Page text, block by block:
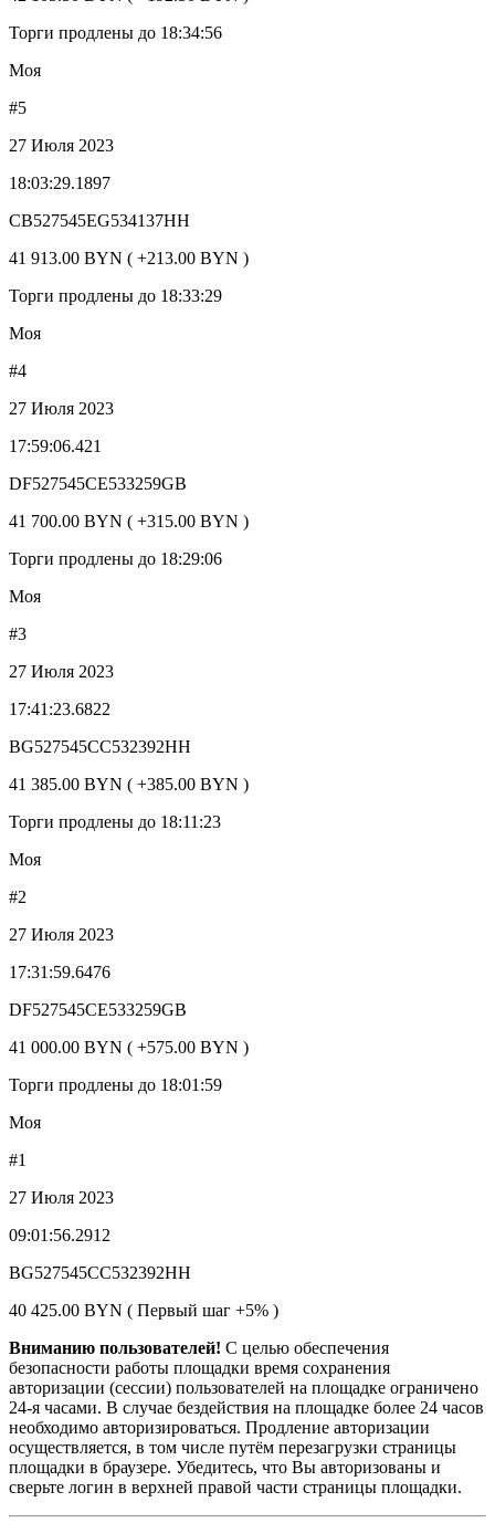
Торги продлены до 18:34:56
Моя
#5
27 Июля 2023
18:03:29.1897
CB527545EG534137HH
41 913.00 BYN ( +213.00 BYN )
Торги продлены до 18:33:29
Моя
#4
27 Июля 2023
17:59:06.421
DF527545CE533259GB
41 700.00 BYN ( +315.00 BYN )
Торги продлены до 18:29:06
Моя
#3
27 Июля 2023
17:41:23.6822
BG527545CC532392HH
41 385.00 BYN ( +385.00 BYN )
Торги продлены до 18:11:23
Моя
#2
27 Июля 2023
17:31:59.6476
DF527545CE533259GB
41 000.00 BYN ( +575.00 BYN )
Торги продлены до 18:01:59
Моя
#1
27 Июля 2023
09:01:56.2912
BG527545CC532392HH
40 425.00 BYN ( Первый шаг +5% )
Вниманию пользователей! С целью обеспечения
безопасности работы площадки время сохранения
авторизации (сессии) пользователей на площадке ограничено
24-я часами. В случае бездействия на площадке более 24 часов
необходимо авторизироваться. Продление авторизации
осуществляется, в том числе путём перезагрузки страницы
площадки в браузере. Убедитесь, что Вы авторизованы и
сверьте логин в верхней правой части страницы площадки.